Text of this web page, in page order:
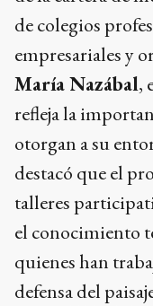
de colegios
empresariales y
María Nazábal,
refleja la
otorgan a su
destacó que el
talleres
el conocimiento
quienes han
defensa del